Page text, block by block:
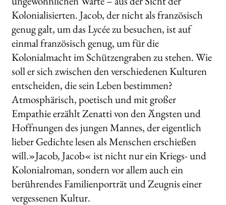
Kolonialisierten. Jacob, der nicht als französisch
genug galt, um das Lycée zu besuchen, ist auf
einmal französisch genug, um für die
Kolonialmacht im Schützengraben zu stehen. Wie
soll er sich zwischen den verschiedenen Kulturen
entscheiden, die sein Leben bestimmen?
Atmosphärisch, poetisch und mit großer
Empathie erzählt Zenatti von den Ängsten und
Hoffnungen des jungen Mannes, der eigentlich
lieber Gedichte lesen als Menschen erschießen
will.»Jacob, Jacob« ist nicht nur ein Kriegs- und
Kolonialroman, sondern vor allem auch ein
berührendes Familienporträt und Zeugnis einer
vergessenen Kultur.